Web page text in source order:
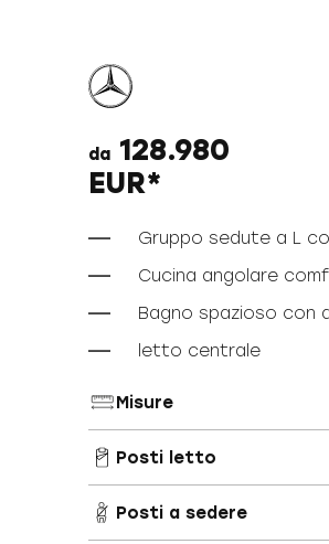
da 128.980
EUR*
Gruppo sedute a L
Cucina angolare
Bagno spazioso con
letto centrale
Misure
Posti letto
Posti a sedere